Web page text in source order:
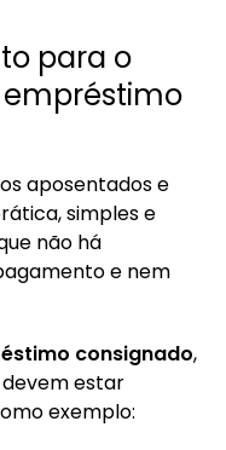
para o
aposentados e
simples e
não há
e nem
consignado,
estar
exemplo: